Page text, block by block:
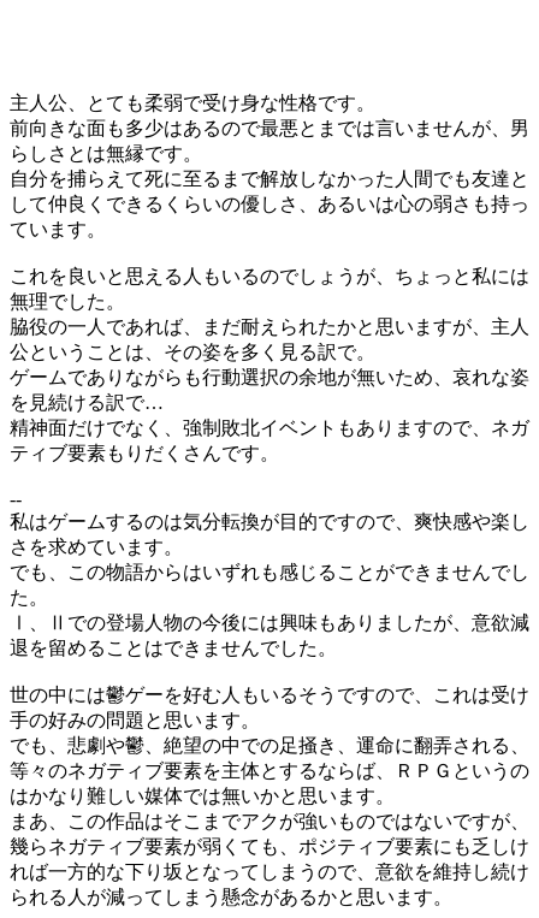
主人公、とても柔弱で受け身な性格です。
前向きな面も多少はあるので最悪とまでは言いませんが、男
らしさとは無縁です。
自分を捕らえて死に至るまで解放しなかった人間でも友達と
して仲良くできるくらいの優しさ、あるいは心の弱さも持っ
ています。
これを良いと思える人もいるのでしょうが、ちょっと私には
無理でした。
脇役の一人であれば、まだ耐えられたかと思いますが、主人
公ということは、その姿を多く見る訳で。
ゲームでありながらも行動選択の余地が無いため、哀れな姿
を見続ける訳で…
精神面だけでなく、強制敗北イベントもありますので、ネガ
ティブ要素もりだくさんです。
--
私はゲームするのは気分転換が目的ですので、爽快感や楽し
さを求めています。
でも、この物語からはいずれも感じることができませんでし
た。
Ⅰ、Ⅱでの登場人物の今後には興味もありましたが、意欲減
退を留めることはできませんでした。
世の中には鬱ゲーを好む人もいるそうですので、これは受け
手の好みの問題と思います。
でも、悲劇や鬱、絶望の中での足掻き、運命に翻弄される、
等々のネガティブ要素を主体とするならば、ＲＰＧというの
はかなり難しい媒体では無いかと思います。
まあ、この作品はそこまでアクが強いものではないですが、
幾らネガティブ要素が弱くても、ポジティブ要素にも乏しけ
れば一方的な下り坂となってしまうので、意欲を維持し続け
られる人が減ってしまう懸念があるかと思います。